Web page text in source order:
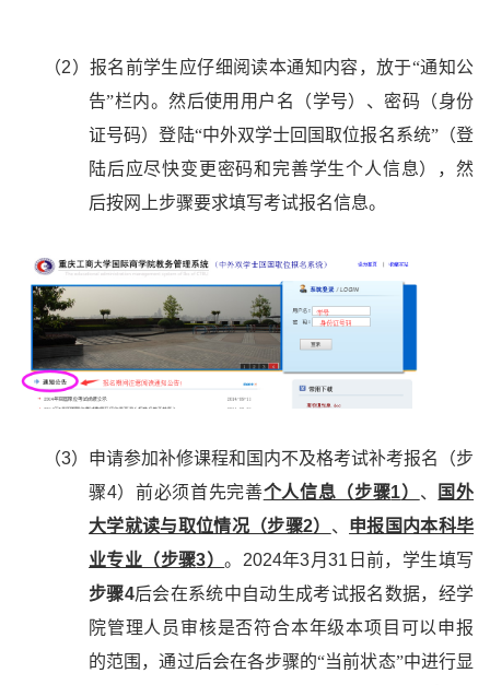
（2）报名前学生应仔细阅读本通知内容，放于“通知公
告”栏内。然后使用用户名（学号）、密码（身份
证号码）登陆“中外双学士回国取位报名系统”（登
陆后应尽快变更密码和完善学生个人信息），然
后按网上步骤要求填写考试报名信息。
（3）申请参加补修课程和国内不及格考试补考报名（步
骤4）前必须首先完善个人信息（步骤1） 、
国外
大学就读与取位情况（步骤2） 、 申报国内本科毕
业专业（步骤3）。 2024年3月31 日前，学生填写
步骤4后会在系统中自动生成考试报名数据，经学
院管理人员审核是否符合本年级本项目可以申报
的范围，通过后会在各步骤的“当前状态”中进行显